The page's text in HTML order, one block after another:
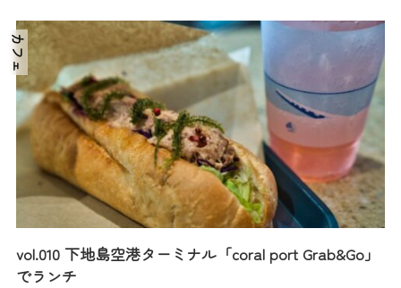
vol.010 下地島空港ターミナル「coral port Grab&Go」
でランチ
カフェ